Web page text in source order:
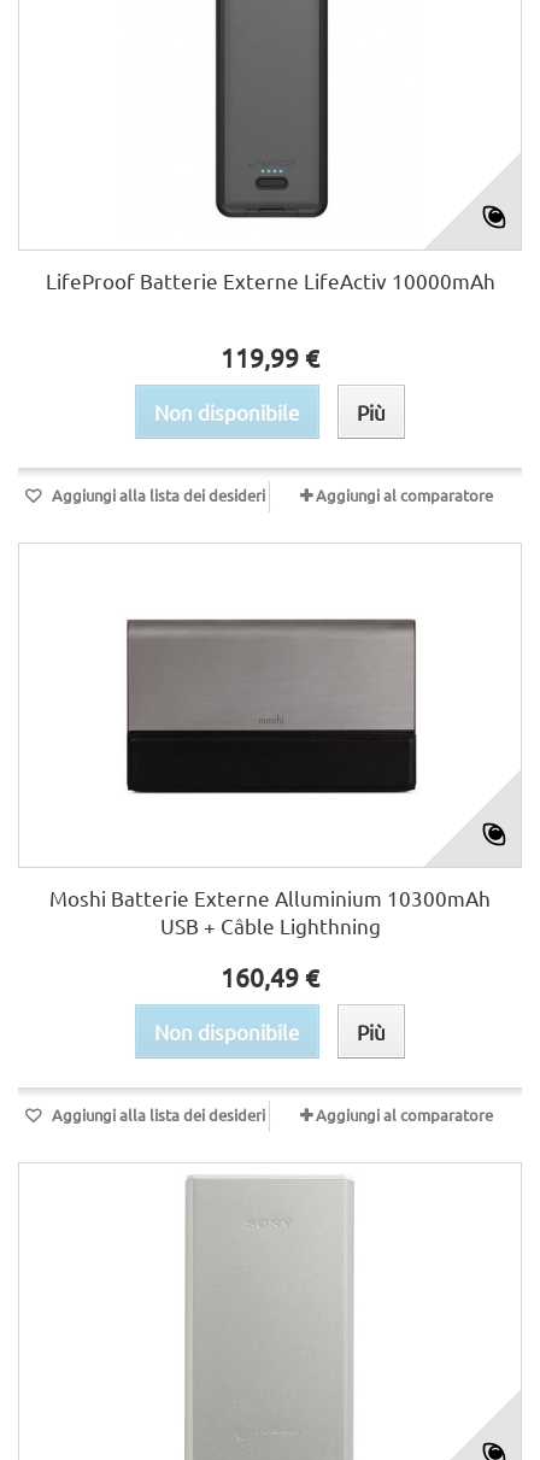
LifeProof Batterie Externe LifeActiv 10000mAh
119,99 €
Non disponibile Più
Aggiungi alla lista dei desideri Aggiungi al comparatore
Moshi Batterie Externe Alluminium 10300mAh
USB + Câble Lighthning
160,49 €
Non disponibile Più
Aggiungi alla lista dei desideri Aggiungi al comparatore